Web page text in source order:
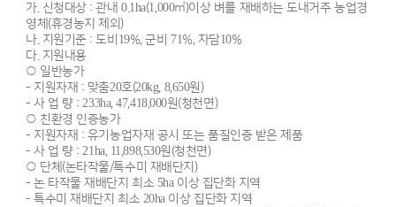
가. 신청대상 : 관내 0.1ha(1,000㎡)이상 벼를 재배하는 도내거주 농업경
영체(휴경농지 제외)
나. 지원기준 : 도비19%, 군비 71%, 자담10%
다. 지원내용
○ 일반농가
- 지원자재 : 맞춤20호(20kg, 8,650원)
- 사 업 량 : 233ha, 47,418,000원(청천면)
○ 친환경 인증농가
- 지원자재 : 유기농업자재 공시 또는 품질인증 받은 제품
- 사 업 량 : 21ha, 11,898,530원(청천면)
○ 단체(논타작물/특수미 재배단지)
- 논 타작물 재배단지 최소 5ha 이상 집단화 지역
- 특수미 재배단지 최소 20ha 이상 집단화 지역